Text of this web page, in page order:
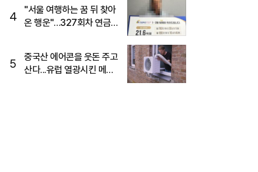
4
"서울 여행하는 꿈 뒤 찾아
온 행운"…327회차 연금
5
중국산 에어콘을 웃돈 주고
산다...유럽 열광시킨 메이